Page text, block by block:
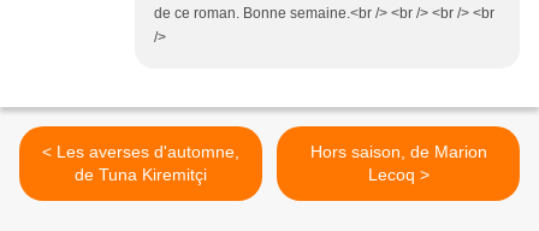
de ce roman. Bonne semaine.<br /> <br /> <br /> <br
/>
< Les averses d'automne,
de Tuna Kiremitçi
Hors saison, de Marion
Lecoq >